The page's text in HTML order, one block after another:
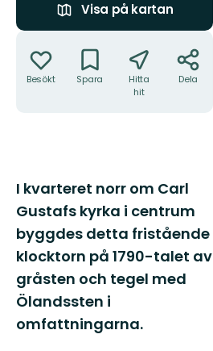
Visa på kartan
Besökt Spara
Hitta
hit
Dela
Beskrivning
I kvarteret norr om Carl
Gustafs kyrka i centrum
byggdes detta fristående
klocktorn på 1790-talet av
gråsten och tegel med
Ölandssten i
omfattningarna.